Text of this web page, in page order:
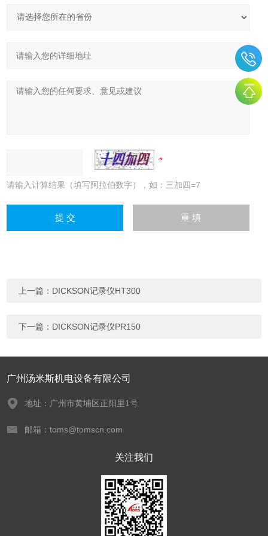
请输入计算结果（填写阿拉伯数字），如：三加四=7
上一篇： DICKSON记录仪HT300
下一篇： DICKSON记录仪PR150
广州汤米斯机电设备有限公司
地址：广州市黄埔区正阳里1号
邮箱：toms@tomscn.com
关注我们